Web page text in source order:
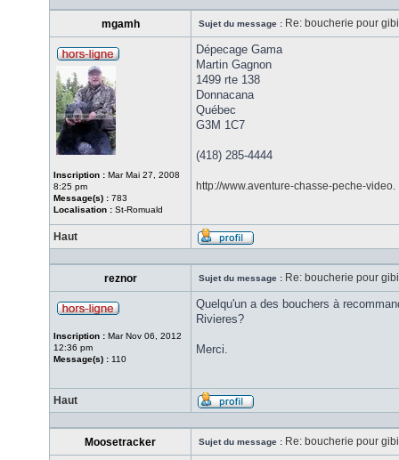
mgamh Sujet du message : Re: boucherie pour
Inscription : Mar Mai 27, 2008
8:25 pm
Message(s) : 783
Localisation : St-Romuald
Dépecage Gama
Martin Gagnon
1499 rte 138
Donnacana
Québec
G3M 1C7
(418) 285-4444
http://www.aventure-chasse-peche-video.
Haut
reznor Sujet du message : Re: boucherie pour
Inscription : Mar Nov 06, 2012
12:36 pm
Message(s) : 110
Quelqu'un a des bouchers à
Rivieres?
Merci.
Haut
Moosetracker Sujet du message : Re: boucherie pour